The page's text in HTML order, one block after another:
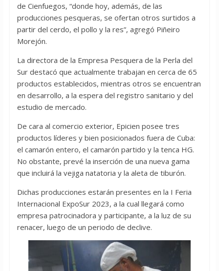
de Cienfuegos, “donde hoy, además, de las
producciones pesqueras, se ofertan otros surtidos a
partir del cerdo, el pollo y la res”, agregó Piñeiro
Morejón.
La directora de la Empresa Pesquera de la Perla del
Sur destacó que actualmente trabajan en cerca de 65
productos establecidos, mientras otros se encuentran
en desarrollo, a la espera del registro sanitario y del
estudio de mercado.
De cara al comercio exterior, Epicien posee tres
productos líderes y bien posicionados fuera de Cuba:
el camarón entero, el camarón partido y la tenca HG.
No obstante, prevé la inserción de una nueva gama
que incluirá la vejiga natatoria y la aleta de tiburón.
Dichas producciones estarán presentes en la I Feria
Internacional ExpoSur 2023, a la cual llegará como
empresa patrocinadora y participante, a la luz de su
renacer, luego de un periodo de declive.